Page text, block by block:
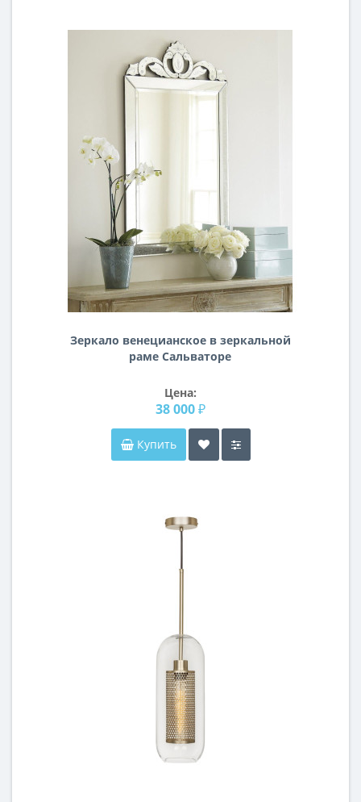
Зеркало венецианское в зеркальной
раме Сальваторе
Цена:
38 000 ₽
Купить